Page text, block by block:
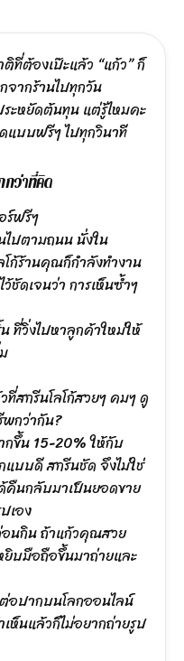
ที่ต้องเป๊ะแล้ว “แก้ว” ก็
ากร้านไปทุกวัน
ะหยัดต้นทุน แต่รู้ไหมคะ
บบฟรีๆ ไปทุกวินาที
กว่าที่คิด
ร์ฟรีๆ
ปตามถนน นั่งใน
ก้ร้านคุณก็กำลังทำงาน
ดเจนว่า การเห็นซ้ำๆ
ที่วิ่งไปหาลูกค้าใหม่ให้
สกรีนโลโก้สวยๆ คมๆ ดู
กว่ากัน?
ขึ้น 15-20% ให้กับ
บบดี สกรีนชัด จึงไม่ใช่
คืนกลับมาเป็นยอดขาย
เอง
นกิน ถ้าแก้วคุณสวย
ยิบมือถือขึ้นมาถ่ายและ
อปากบนโลกออนไลน์
นแล้วก็ไม่อยากถ่ายรูป